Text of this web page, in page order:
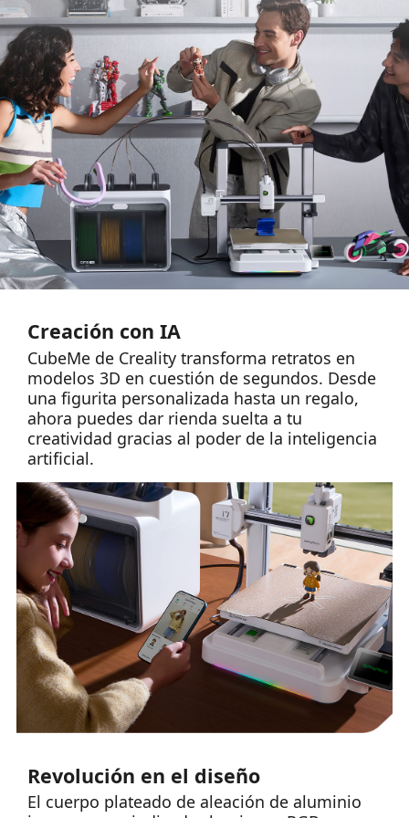
Creación con IA
CubeMe de Creality transforma retratos en
modelos 3D en cuestión de segundos. Desde
una figurita personalizada hasta un regalo,
ahora puedes dar rienda suelta a tu
creatividad gracias al poder de la inteligencia
artificial.
Revolución en el diseño
El cuerpo plateado de aleación de aluminio